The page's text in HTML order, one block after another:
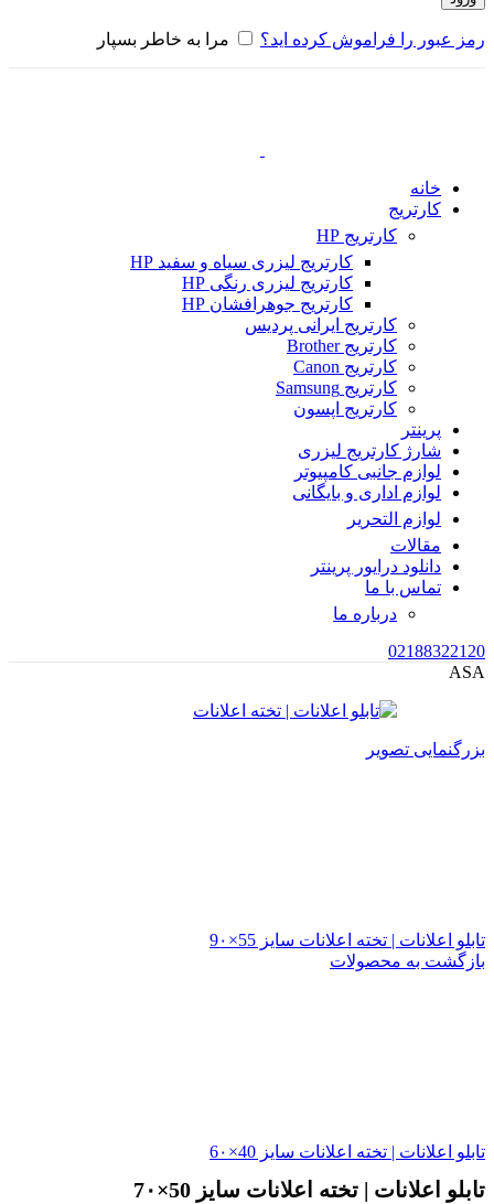
رمز عبور را فراموش کرده اید؟ مرا به خاطر بسپار
خانه
کارتریج
کارتریج HP
کارتریج لیزری سیاه و سفید HP
کارتریج لیزری رنگی HP
کارتریج جوهرافشان HP
کارتریج ایرانی پردیس
کارتریج Brother
کارتریج Canon
کارتریج Samsung
کارتریج اپسون
پرینتر
شارژ کارتریج لیزری
لوازم جانبی کامپیوتر
لوازم اداری و بایگانی
لوازم التحریر
مقالات
دانلود درایور پرینتر
تماس با ما
درباره ما
02188322120
ASA
بزرگنمایی تصویر
تابلو اعلانات | تخته اعلانات سایز 55×9۰
بازگشت به محصولات
تابلو اعلانات | تخته اعلانات سایز 40×6۰
تابلو اعلانات | تخته اعلانات سایز 50×7۰